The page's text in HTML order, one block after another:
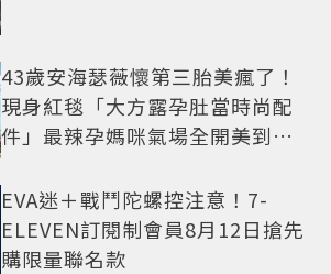
43歲安海瑟薇懷第三胎美瘋了！
現身紅毯「大方露孕肚當時尚配
件」最辣孕媽咪氣場全開美到發
EVA迷＋戰鬥陀螺控注意！7-
ELEVEN訂閱制會員8月12日搶先
購限量聯名款